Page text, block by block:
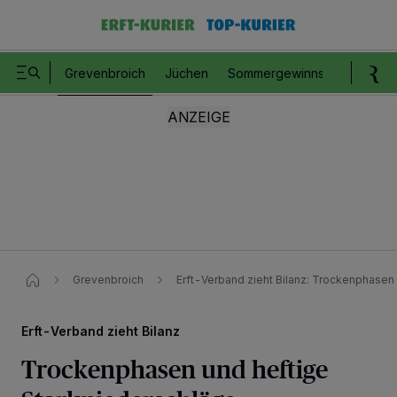
Grevenbroich Jüchen Sommergewinnspiel
Grevenbroich Erft-Verband zieht Bilanz:
Erft-Verband zieht Bilanz
Trockenphasen und heftige